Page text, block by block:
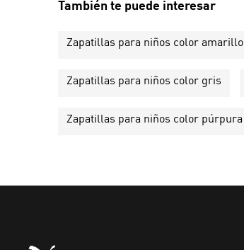
También te puede interesar
Zapatillas para niños color amarillo
Zapatillas para niños color gris
Zapatillas para niños color púrpura